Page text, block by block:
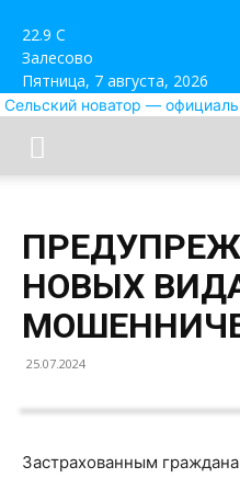
22.9 C
Залесово
Пятница, 7 августа, 2026
Сельский новатор —
НОВЫХ
25.07.2024
Застрахованным